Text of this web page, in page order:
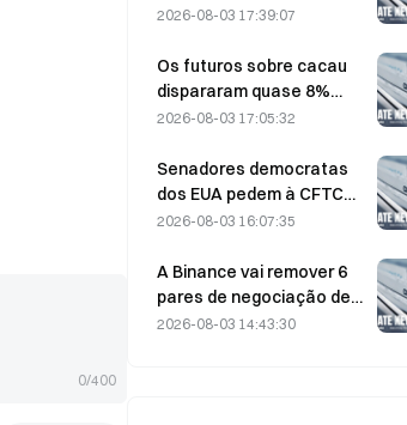
0/400
antes de o Hamas se
2026-08-03 17:39:07
Os futuros sobre cacau
dispararam quase 8%
intradiário na passada
de surpresa os
participantes do mercado
2026-08-03 17:05:32
Senadores democratas
dos EUA pedem à CFTC
que restrinja os produtos
com incêndios florestais
descontrolados durante a
época de incêndios mais
2026-08-03 16:07:35
A Binance vai remover 6
pares de negociação de
altcoins a partir de 17 de
2026-08-03 14:43:30